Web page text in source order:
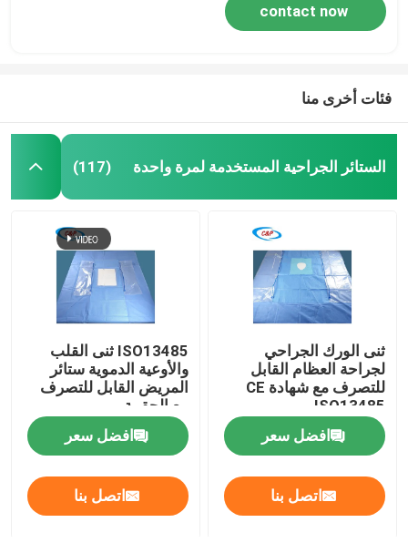
contact now
فئات أخرى منا
الستائر الجراحية المستخدمة لمرة واحدة (117)
ثنى الورك الجراحي
لجراحة العظام القابل
للتصرف مع شهادة CE
ISO13485
افضل سعر
اتصل بنا
ISO13485 ثنى القلب
والأوعية الدموية ستائر
المريض القابل للتصرف
مع الحقيبة
افضل سعر
اتصل بنا